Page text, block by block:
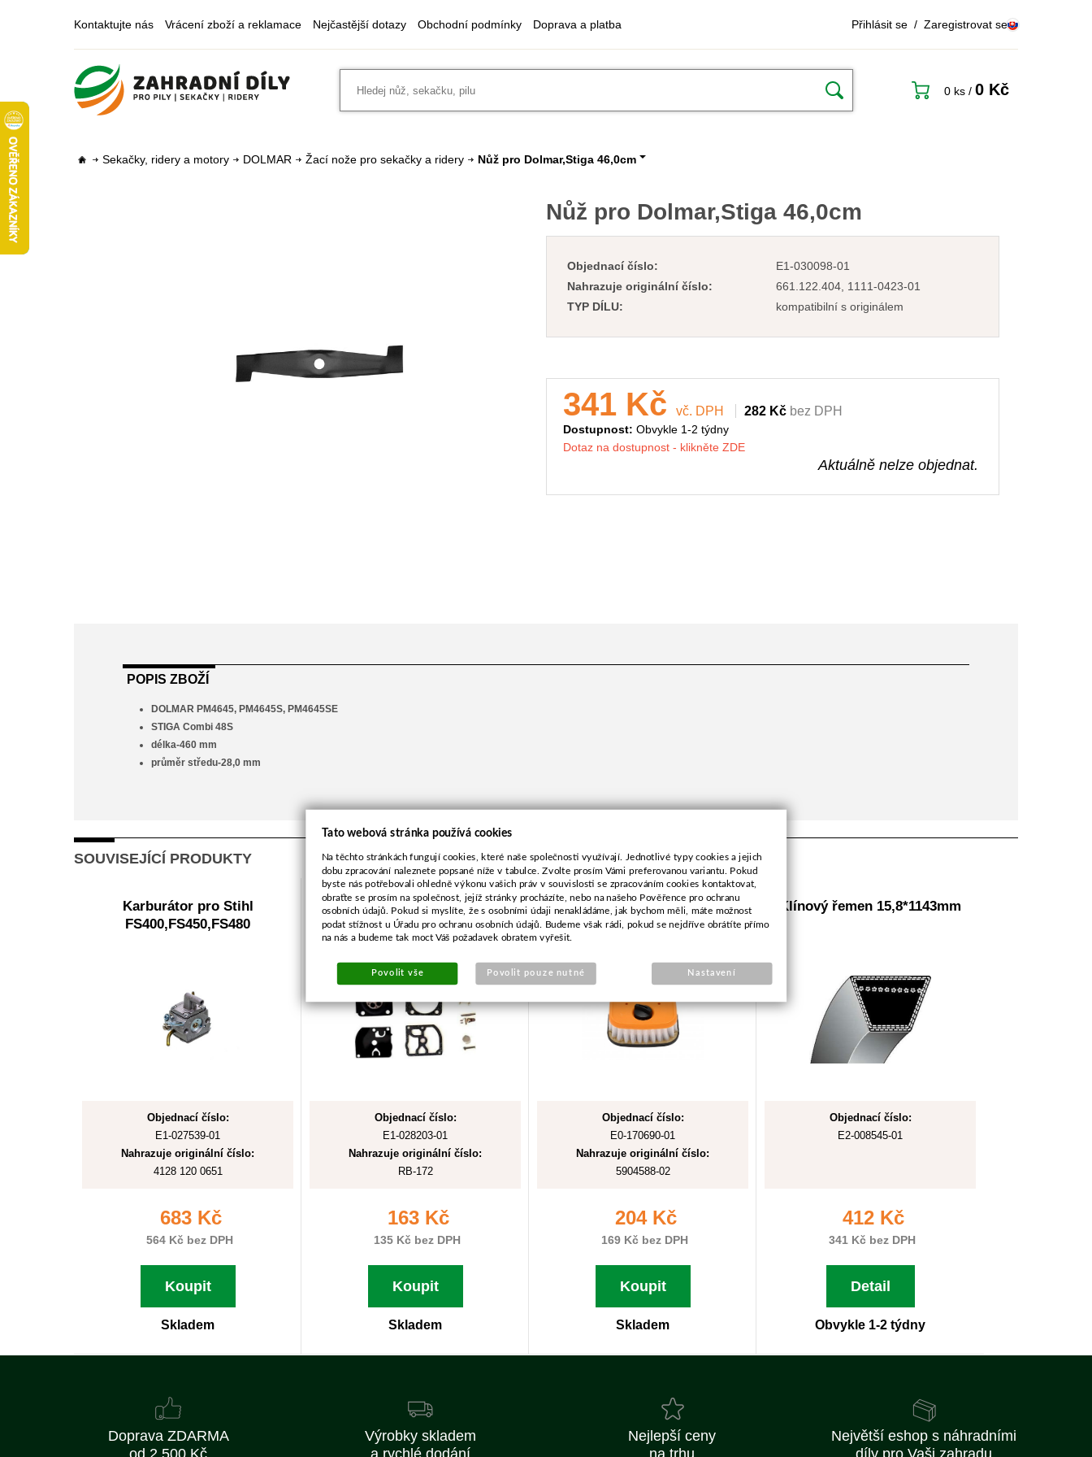
Kontaktujte nás Vrácení zboží a reklamace Nejčastější dotazy Obchodní podmínky Doprava a platba Přihlásit se / Zaregistrovat se
0 ks / 0 Kč
Sekačky, ridery a motory DOLMAR Žací nože pro sekačky a ridery Nůž pro Dolmar,Stiga 46,0cm
Nůž pro Dolmar,Stiga 46,0cm
Objednací číslo:
E1-030098-01
Nahrazuje originální číslo:
661.122.404, 1111-0423-01
TYP DÍLU:
kompatibilní s originálem
341 Kč vč. DPH 282 Kč bez DPH
Dostupnost: Obvykle 1-2 týdny
Dotaz na dostupnost - klikněte ZDE
Aktuálně nelze objednat.
POPIS ZBOŽÍ
DOLMAR PM4645, PM4645S, PM4645SE
STIGA Combi 48S
délka-460 mm
průměr středu-28,0 mm
SOUVISEJÍCÍ PRODUKTY
Karburátor pro Stihl
FS400,FS450,FS480
Objednací číslo:
E1-027539-01
Nahrazuje originální číslo:
4128 120 0651
683 Kč
564 Kč bez DPH
Koupit
Skladem
Opravárenská sada pro ZAMA
RB-172
Objednací číslo:
E1-028203-01
Nahrazuje originální číslo:
RB-172
163 Kč
135 Kč bez DPH
Koupit
Skladem
Filtr vzduchový pro Husqvarna
545,560
Objednací číslo:
E0-170690-01
Nahrazuje originální číslo:
5904588-02
204 Kč
169 Kč bez DPH
Koupit
Skladem
Klínový řemen 15,8*1143mm
Objednací číslo:
E2-008545-01
412 Kč
341 Kč bez DPH
Detail
Obvykle 1-2 týdny
Doprava ZDARMA
od 2 500 Kč
Výrobky skladem
a rychlé dodání
Nejlepší ceny
na trhu
Největší eshop s náhradními
díly pro Vaši zahradu
Tato webová stránka používá cookies
Na těchto stránkách fungují cookies, které naše společnosti využívají. Jednotlivé typy cookies a jejich
dobu zpracování naleznete popsané níže v tabulce. Zvolte prosím Vámi preferovanou variantu. Pokud
byste nás potřebovali ohledně výkonu vašich práv v souvislosti se zpracováním cookies kontaktovat,
obraťte se prosím na společnost, jejíž stránky procházíte, nebo na našeho Pověřence pro ochranu
osobních údajů. Pokud si myslíte, že s osobními údaji nenakládáme, jak bychom měli, máte možnost
podat stížnost u Úřadu pro ochranu osobních údajů. Budeme však rádi, pokud se nejdříve obrátíte přímo
na nás a budeme tak moct Váš požadavek obratem vyřešit.
Povolit vše Povolit pouze nutné Nastavení